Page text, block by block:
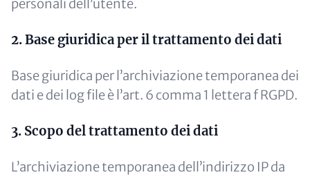
personali dell’utente.
2. Base giuridica per il trattamento dei dati
Base giuridica per l’archiviazione temporanea dei
dati e dei log file è l’art. 6 comma 1 lettera f RGPD.
3. Scopo del trattamento dei dati
L’archiviazione temporanea dell’indirizzo IP da